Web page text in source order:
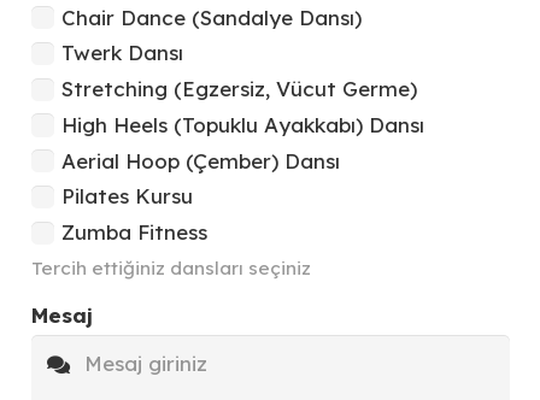
Chair Dance (Sandalye Dansı)
Twerk Dansı
Stretching (Egzersiz, Vücut Germe)
High Heels (Topuklu Ayakkabı) Dansı
Aerial Hoop (Çember) Dansı
Pilates Kursu
Zumba Fitness
Tercih ettiğiniz dansları seçiniz
Mesaj